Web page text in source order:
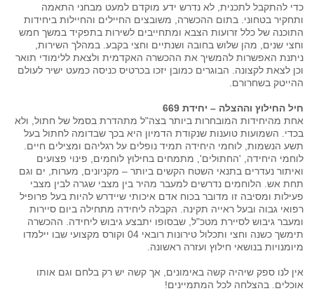
כדי להתקבל לתכנית, לא נדרש ידע מוקדם למעט מבחני התאמה
ותחקיר בטחוני. בתום ההכשרה, משובצים החיילים והחיילות ביחידות
התוכנה של כלל זרועות הצבא ומתחייבים לשירות בתפקיד במשך חמש
וחצי שנים, מהן שלוש בחובה ושנתיים וחצי בקבע. במהלך השירות,
ניתנת האפשרות להמשיך את ההכשרה האקדמית ולצאת ללימודי תואר
וכן לצאת לקצונה. הבוגרים כמובן יזכו בכרטיס כניסה כמעט ישיר לעולם
ההייטק בשחרורם.
חיל החילוץ וההצלה – יחידת 669
אחת מהיחידות המובחרות ביותר בצה"ל מתהדרת בסמל של חתול, ולא
בכדי. השמועות טוענות שנקודת הדמיון היא בכך שבדומה לחתול בעל
תשע הנשמות, לוחמי היחידה תמיד נופלים על רגליהם ומצילים חיים.
לוחמי היחידה, 'החתולים', מתמחים בחילוץ לוחמים, פינוי פצועים
ואיתור נעדרים בתנאי השטח הקשים ביותר – מקניונים, מערות, ים וגם
תחת אש. הלוחמים נדרשים למעבר מהיר בין מצבי שגרה לבין מצבי
פעילות ומסיבה זו מדובר בכוח אדם איכותי שיידרש להיות בעל פרופיל
רפואי גבוה ובעל ראייה תקינה. הקבלה ליחידה מתחילה ביום סיירות
ומעבר גיבוש לסיירת מטכ"ל, שבסופו יתבצע גיבוש ליחידה. ההכשרה
תימשך כשנה וחצי ותכלול טירונות רובאי 04 וקורס מקצועי שבו יילמדו
מיומנויות בנושאי חילוץ ועזרה ראשונה.
אין לנו ספק שיהיה קשה באימונים, אך קשה יש רק בלחם וגם אותו
אוכלים. בהצלחה לכל המתמיינים!